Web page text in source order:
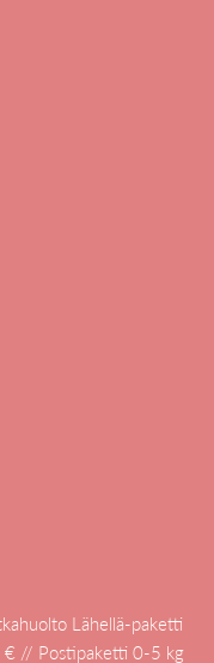
Lähellä-paketti
€ // Postipaketti 0-5 kg